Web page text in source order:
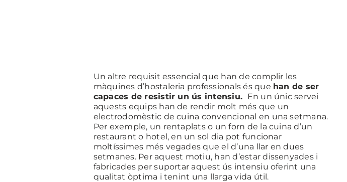
Un altre requisit essencial que han de complir les
màquines d’hostaleria professionals és que han de ser
capaces de resistir un ús intensiu. En un únic servei
aquests equips han de rendir molt més que un
electrodomèstic de cuina convencional en una setmana.
Per exemple, un rentaplats o un forn de la cuina d’un
restaurant o hotel, en un sol dia pot funcionar
moltíssimes més vegades que el d’una llar en dues
setmanes. Per aquest motiu, han d’estar dissenyades i
fabricades per suportar aquest ús intensiu oferint una
qualitat òptima i tenint una llarga vida útil.